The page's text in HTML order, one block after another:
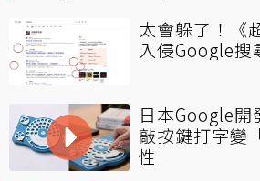
太會躲了！《
入侵Google搜
日本Google開
敲按鍵打字變
性